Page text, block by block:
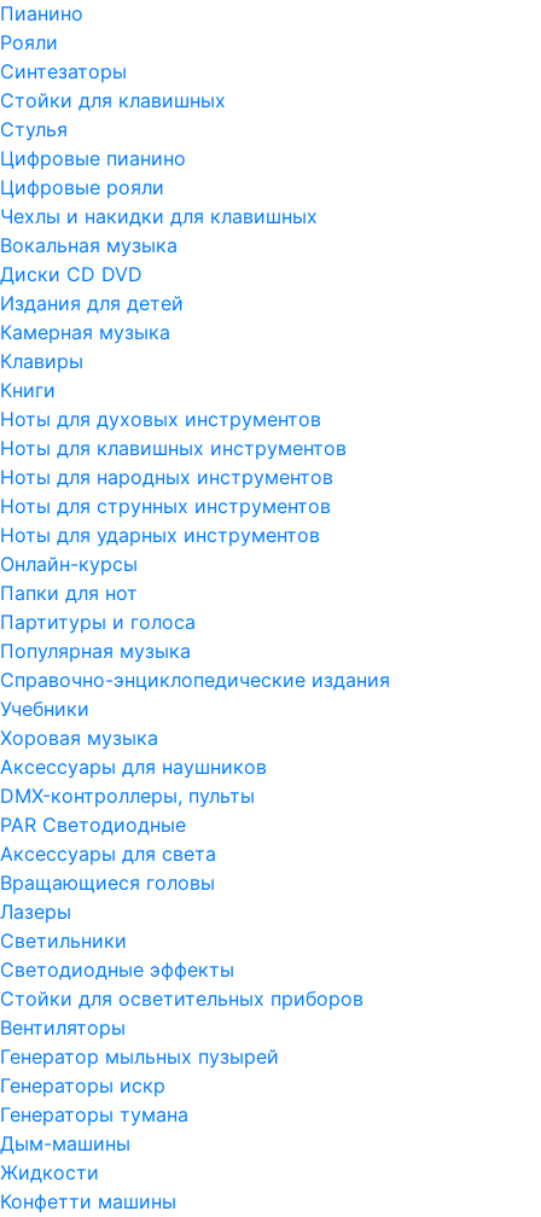
Пианино
Рояли
Синтезаторы
Стойки для клавишных
Стулья
Цифровые пианино
Цифровые рояли
Чехлы и накидки для клавишных
Вокальная музыка
Диски CD DVD
Издания для детей
Камерная музыка
Клавиры
Книги
Ноты для духовых инструментов
Ноты для клавишных инструментов
Ноты для народных инструментов
Ноты для струнных инструментов
Ноты для ударных инструментов
Онлайн-курсы
Папки для нот
Партитуры и голоса
Популярная музыка
Справочно-энциклопедические издания
Учебники
Хоровая музыка
Аксессуары для наушников
DMX-контроллеры, пульты
PAR Светодиодные
Аксессуары для света
Вращающиеся головы
Лазеры
Светильники
Светодиодные эффекты
Стойки для осветительных приборов
Вентиляторы
Генератор мыльных пузырей
Генераторы искр
Генераторы тумана
Дым-машины
Жидкости
Конфетти машины